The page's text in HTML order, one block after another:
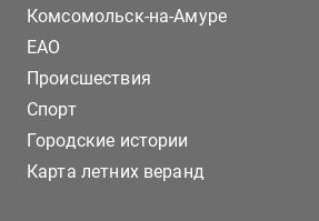
Комсомольск-на-Амуре
ЕАО
Происшествия
Спорт
Городские истории
Карта летних веранд